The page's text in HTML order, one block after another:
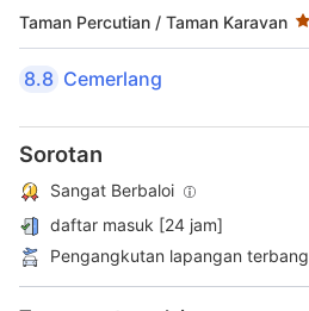
Taman Percutian / Taman Karavan
8.8 Cemerlang
Sorotan
Sangat Berbaloi
daftar masuk [24 jam]
Pengangkutan lapangan terbang